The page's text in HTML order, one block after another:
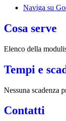
Naviga su
Cosa serve
Elenco della
Tempi e
Nessuna scadenza
Contatti